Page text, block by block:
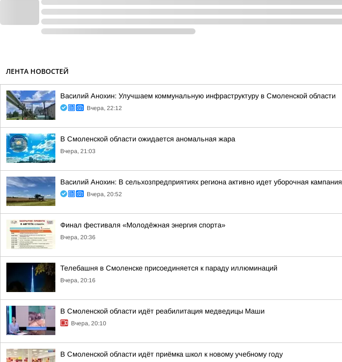
ЛЕНТА НОВОСТЕЙ
Василий Анохин: Улучшаем коммунальную инфраструктуру в Смоленской области
Вчера, 22:12
В Смоленской области ожидается аномальная жара
Вчера, 21:03
Василий Анохин: В сельхозпредприятиях региона активно идет уборочная кампания
Вчера, 20:52
Финал фестиваля «Молодёжная энергия спорта»
Вчера, 20:36
Телебашня в Смоленске присоединяется к параду иллюминаций
Вчера, 20:16
В Смоленской области идёт реабилитация медведицы Маши
Вчера, 20:10
В Смоленской области идёт приёмка школ к новому учебному году